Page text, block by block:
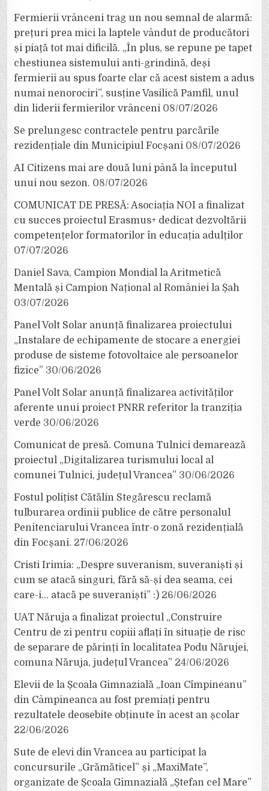
Fermierii vrânceni trag un nou semnal de alarmă:
prețuri prea mici la laptele vândut de producători
și piață tot mai dificilă. „În plus, se repune pe tapet
chestiunea sistemului anti-grindină, deși
fermierii au spus foarte clar că acest sistem a adus
numai nenorociri”, susține Vasilică Pamfil, unul
din liderii fermierilor vrânceni 08/07/2026
Se prelungesc contractele pentru parcările
rezidențiale din Municipiul Focșani 08/07/2026
AI Citizens mai are două luni până la începutul
unui nou sezon. 08/07/2026
COMUNICAT DE PRESĂ: Asociația NOI a finalizat
cu succes proiectul Erasmus+ dedicat dezvoltării
competențelor formatorilor în educația adulților
07/07/2026
Daniel Sava, Campion Mondial la Aritmetică
Mentală și Campion Național al României la Șah
03/07/2026
Panel Volt Solar anunță finalizarea proiectului
„Instalare de echipamente de stocare a energiei
produse de sisteme fotovoltaice ale persoanelor
fizice” 30/06/2026
Panel Volt Solar anunță finalizarea activităților
aferente unui proiect PNRR referitor la tranziția
verde 30/06/2026
Comunicat de presă. Comuna Tulnici demarează
proiectul „Digitalizarea turismului local al
comunei Tulnici, județul Vrancea” 30/06/2026
Fostul polițist Cătălin Stegărescu reclamă
tulburarea ordinii publice de către personalul
Penitenciarului Vrancea într-o zonă rezidențială
din Focșani. 27/06/2026
Cristi Irimia: „Despre suveranism, suveraniști și
cum se atacă singuri, fără să-și dea seama, cei
care-i… atacă pe suveraniști” :) 26/06/2026
UAT Năruja a finalizat proiectul „Construire
Centru de zi pentru copiii aflați în situație de risc
de separare de părinți în localitatea Podu Nărujei,
comuna Năruja, județul Vrancea” 24/06/2026
Elevii de la Școala Gimnazială „Ioan Cîmpineanu”
din Câmpineanca au fost premiați pentru
rezultatele deosebite obținute în acest an școlar
22/06/2026
Sute de elevi din Vrancea au participat la
concursurile „Grămăticel” și „MaxiMate”,
organizate de Școala Gimnazială „Ștefan cel Mare”